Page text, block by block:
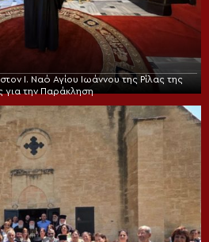
I. Ναό Αγίου Ιωάννου της Ρίλας της
την Παράκληση